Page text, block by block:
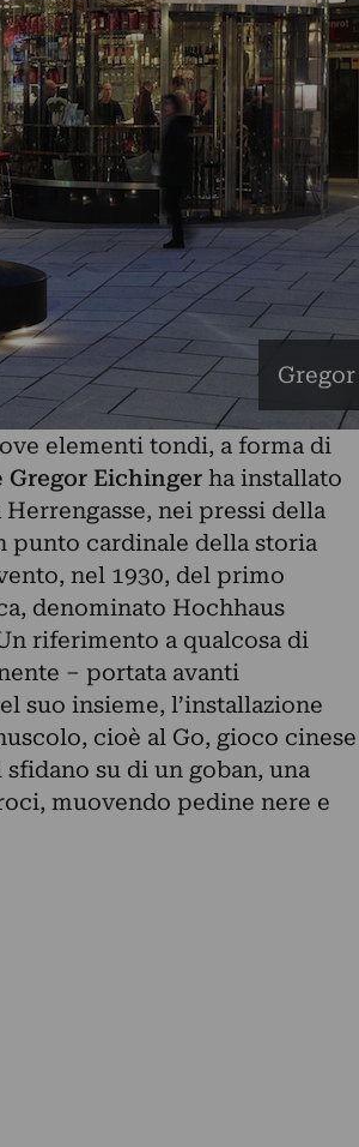
elementi tondi, a forma di
Gregor Eichingerha installato
nei pressi della
punto cardinale della storia
nel 1930, del primo
denominato Hochhaus
riferimento a qualcosa di
– portata avanti
suo insieme, l’installazione
cioè al Go, gioco cinese
su di un goban, una
muovendo pedine nere e